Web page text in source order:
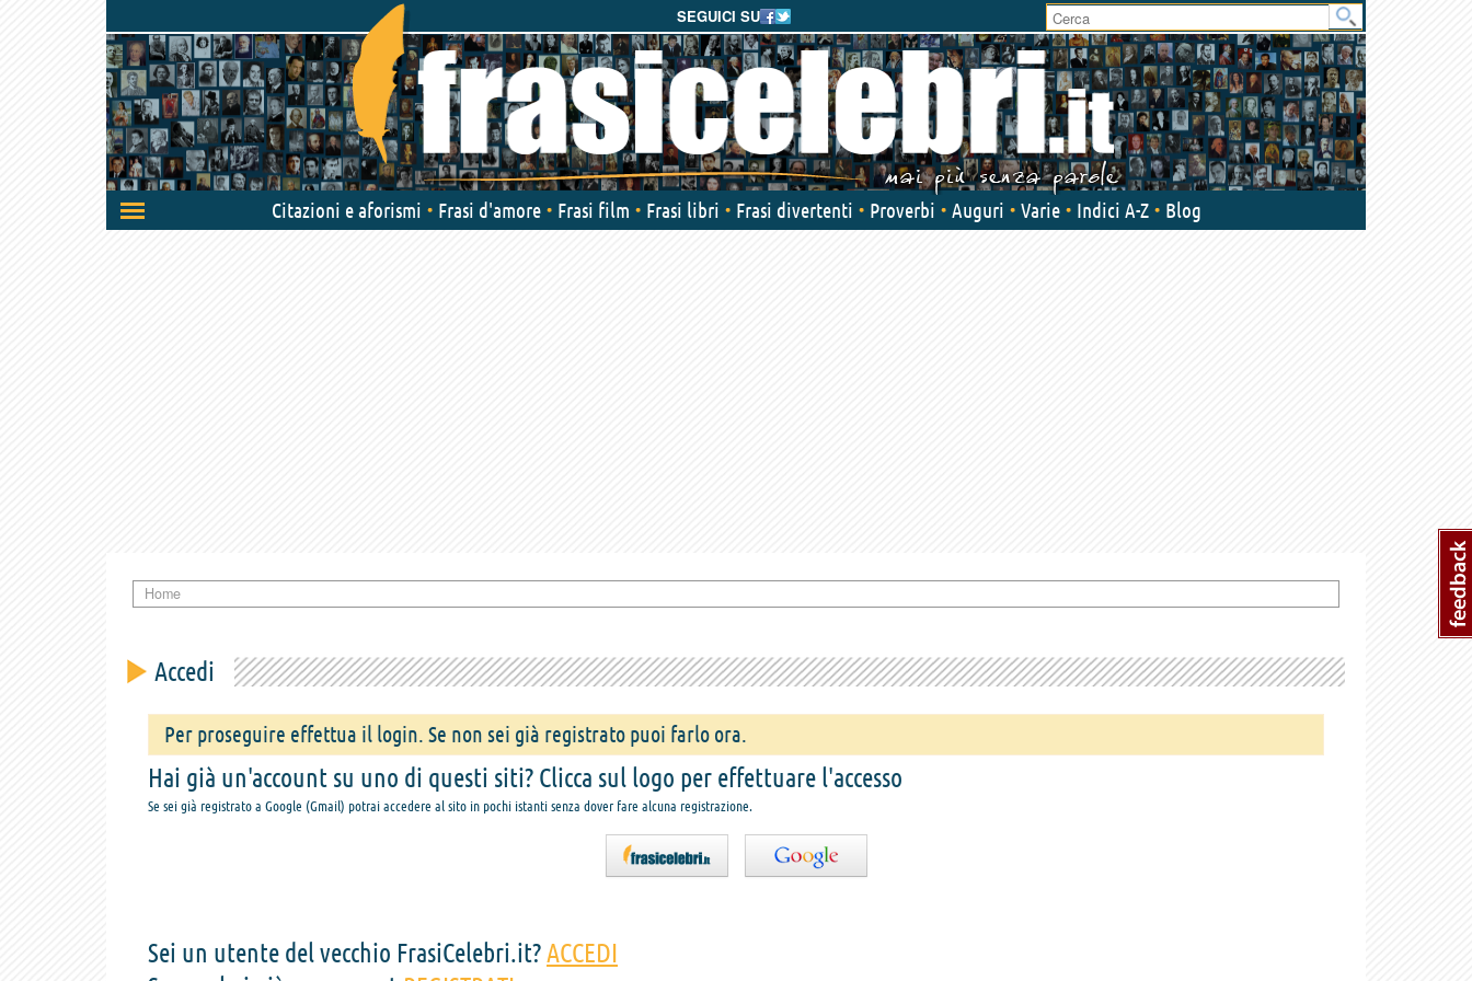
SEGUICI SU
Attiva/disattiva
navigazione
Citazioni e aforismi Frasi d'amore Frasi film Frasi libri Frasi divertenti Proverbi Auguri Varie Indici A-Z Blog
Home
Accedi
Per proseguire effettua il login. Se non sei già registrato puoi farlo ora.
Hai già un'account su uno di questi siti? Clicca sul logo per effettuare l'accesso
Se sei già registrato a Google (Gmail) potrai accedere al sito in pochi istanti senza dover fare alcuna registrazione.
Sei un utente del vecchio FrasiCelebri.it?ACCEDI